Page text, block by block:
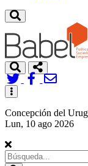
Toggle
navigation
Concepción del
Lun, 10 ago 2026
Search